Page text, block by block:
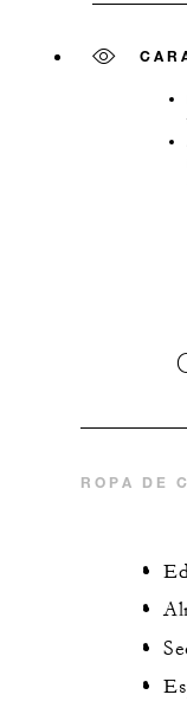
ROPA DE